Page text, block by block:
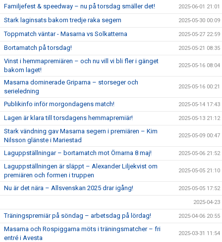
Familjefest & speedway – nu på torsdag smäller det! 2025-06-01 21:01
Stark laginsats bakom tredje raka segern 2025-05-30 00:09
Toppmatch väntar - Masarna vs Solkatterna 2025-05-27 22:59
Bortamatch på torsdag! 2025-05-21 08:35
Vinst i hemmapremiären – och nu vill vi bli fler i gänget
bakom laget!
2025-05-16 08:04
Masarna dominerade Griparna – storseger och
serieledning
2025-05-16 00:21
Publikinfo inför morgondagens match! 2025-05-14 17:43
Lagen är klara till torsdagens hemmapremiär! 2025-05-13 21:12
Stark vändning gav Masarna segern i premiären – Kim
Nilsson glänste i Mariestad
2025-05-09 00:47
Laguppställningar – bortamatch mot Örnarna 8 maj! 2025-05-06 21:52
Laguppställningen är släppt – Alexander Liljekvist om
premiären och formen i truppen
2025-05-05 21:10
Nu är det nära – Allsvenskan 2025 drar igång! 2025-05-05 17:52
2025-04-23
Träningspremiär på söndag – arbetsdag på lördag! 2025-04-06 20:55
Masarna och Rospiggarna möts i träningsmatcher – fri
entré i Avesta
2025-03-31 11:54